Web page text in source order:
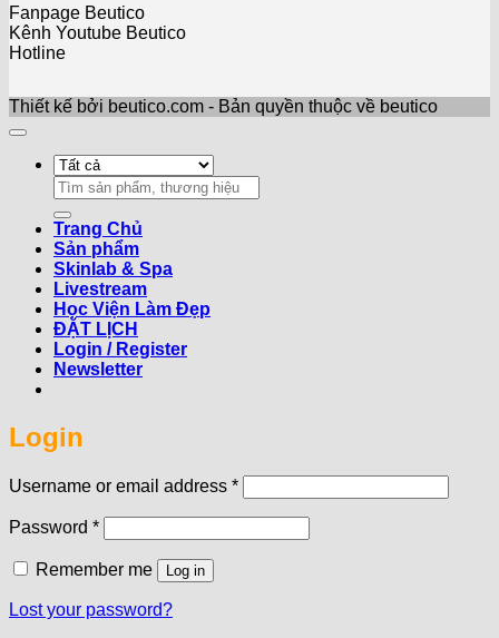
Fanpage Beutico
Kênh Youtube Beutico
Hotline
Thiết kế bởi beutico.com - Bản quyền thuộc về beutico
Search
for:
Trang Chủ
Sản phẩm
Skinlab & Spa
Livestream
Học Viện Làm Đẹp
ĐẶT LỊCH
Login / Register
Newsletter
Login
Username or email address *Required
Password *Required
Remember me Log in
Lost your password?